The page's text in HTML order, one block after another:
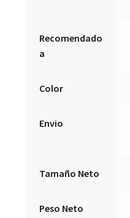
Recomendado
a
Color
Envio
Tamaño Neto
Peso Neto